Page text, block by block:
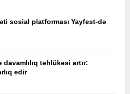
sosial platforması Yayfest-də
təhlükəsi artır:
edir